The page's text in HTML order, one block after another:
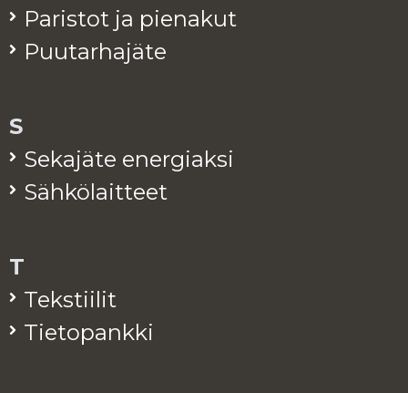
Pa­ris­tot ja pie­na­kut
Puu­tar­ha­jä­te
S
Se­ka­jä­te ener­giak­si
Säh­kö­lait­teet
T
Teks­tii­lit
Tie­to­pank­ki